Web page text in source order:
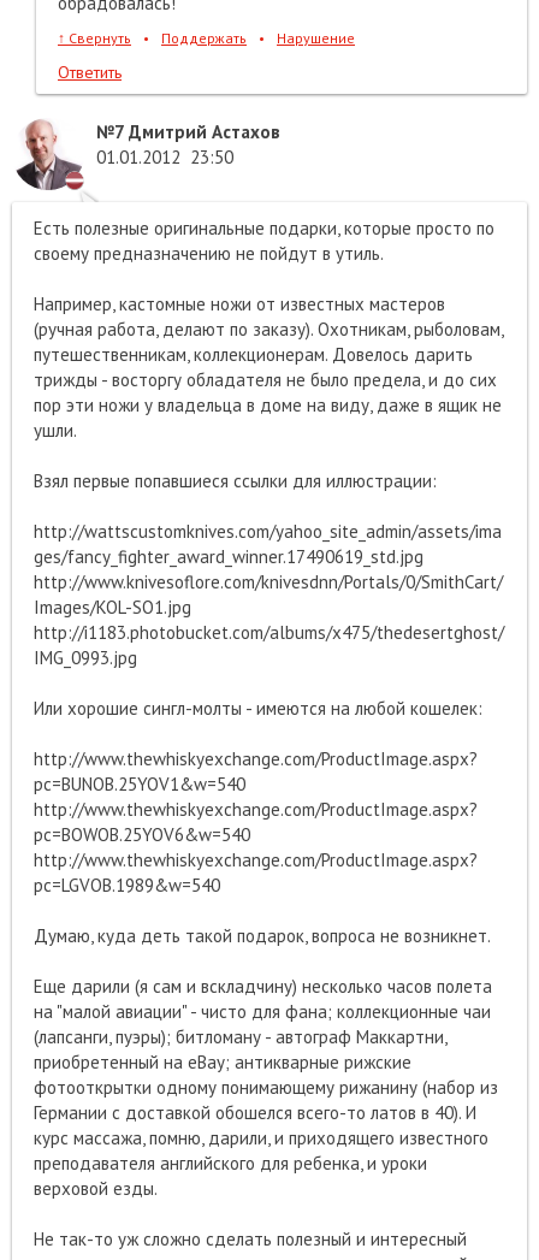
↑ Свернуть • Поддержать • Нарушение
Ответить
№7 Дмитрий Астахов
01.01.2012 23:50
Есть полезные оригинальные подарки, которые просто по
своему предназначению не пойдут в утиль.
Например, кастомные ножи от известных мастеров
(ручная работа, делают по заказу). Охотникам, рыболовам,
путешественникам, коллекционерам. Довелось дарить
трижды - восторгу обладателя не было предела, и до сих
пор эти ножи у владельца в доме на виду, даже в ящик не
ушли.
Взял первые попавшиеся ссылки для иллюстрации:
http://wattscustomknives.com/yahoo_site_admin/assets/ima
ges/fancy_fighter_award_winner.17490619_std.jpg
http://www.knivesoflore.com/knivesdnn/Portals/0/SmithCart/
Images/KOL-SO1.jpg
http://i1183.photobucket.com/albums/x475/thedesertghost/
IMG_0993.jpg
Или хорошие сингл-молты - имеются на любой кошелек:
http://www.thewhiskyexchange.com/ProductImage.aspx?
pc=BUNOB.25YOV1&w=540
http://www.thewhiskyexchange.com/ProductImage.aspx?
pc=BOWOB.25YOV6&w=540
http://www.thewhiskyexchange.com/ProductImage.aspx?
pc=LGVOB.1989&w=540
Думаю, куда деть такой подарок, вопроса не возникнет.
Еще дарили (я сам и вскладчину) несколько часов полета
на "малой авиации" - чисто для фана; коллекционные чаи
(лапсанги, пуэры); битломану - автограф Маккартни,
приобретенный на eBay; антикварные рижские
фотооткрытки одному понимающему рижанину (набор из
Германии с доставкой обошелся всего-то латов в 40). И
курс массажа, помню, дарили, и приходящего известного
преподавателя английского для ребенка, и уроки
верховой езды.
Не так-то уж сложно сделать полезный и интересный